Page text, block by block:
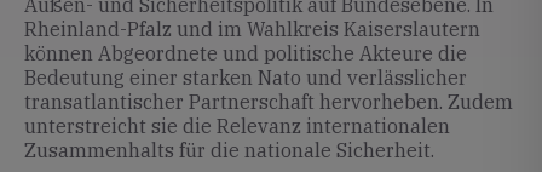
Außen- und Sicherheitspolitik auf Bundesebene. In
Rheinland-Pfalz und im Wahlkreis Kaiserslautern
können Abgeordnete und politische Akteure die
Bedeutung einer starken Nato und verlässlicher
transatlantischer Partnerschaft hervorheben. Zudem
unterstreicht sie die Relevanz internationalen
Zusammenhalts für die nationale Sicherheit.